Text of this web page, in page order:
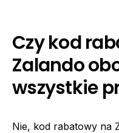
Czy kod
Zalando
wszystkie
Nie, kod rabatowy na